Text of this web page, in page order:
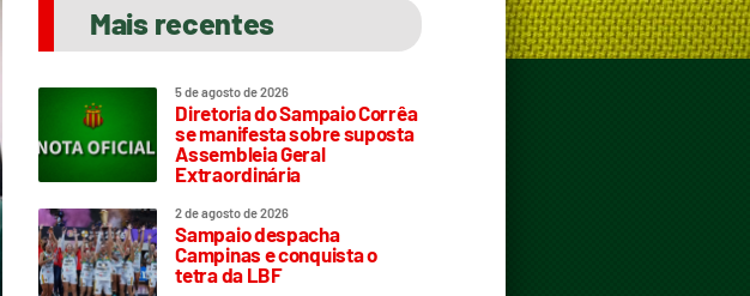
Mais recentes
5 de agosto de 2026
Diretoria do Sampaio Corrêa
se manifesta sobre suposta
Assembleia Geral
Extraordinária
2 de agosto de 2026
Sampaio despacha
Campinas e conquista o
tetra da LBF